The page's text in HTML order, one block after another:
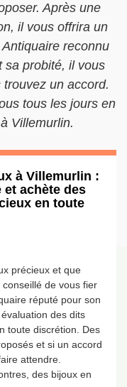
Après une
il vous offrira un
reconnu
sa probité, il vous
un accord.
tous les jours en
Villemurlin.
à Villemurlin :
et achète des
en toute
précieux et que
de vous fier
réputé pour son
des dits
toute discrétion. Des
et si un accord
attendre.
des bijoux en